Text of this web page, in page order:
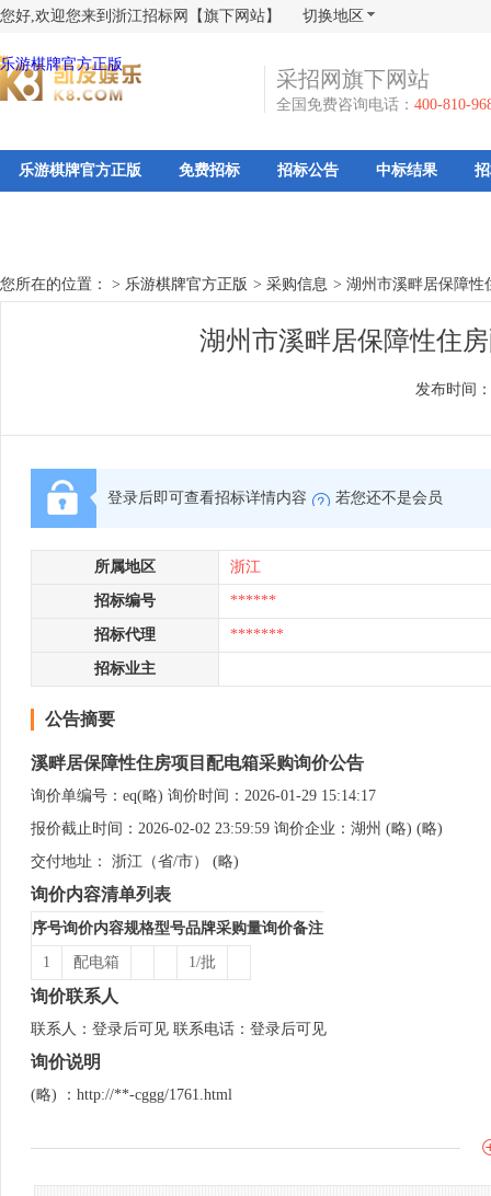
您好,欢迎您来到浙江招标网【旗下网站】 切换地区
乐游棋牌官方正版
采招网旗下网站
全国免费咨询电话： 400-810-
乐游棋牌官方正版 免费招标 招标公告 中标结果
您所在的位置： > 乐游棋牌官方正版 > 采购信息 > 湖州市溪畔居保障性
湖州市溪畔居保障性住
发布时间：
登录后即可查看招标详情内容 若您还不是会员
所属地区 浙江
招标编号 ******
招标代理 *******
招标业主
公告摘要
溪畔居保障性住房项目配电箱采购询价公告
询价单编号：eq(略) 询价时间：2026-01-29 15:14:17
报价截止时间：2026-02-02 23:59:59 询价企业：湖州 (略) (略)
交付地址： 浙江（省/市） (略)
询价内容清单列表
序号询价内容规格型号品牌采购量询价备注
1 配电箱 1/批
询价联系人
联系人：登录后可见 联系电话：登录后可见
询价说明
(略) ：http://**-cggg/1761.html